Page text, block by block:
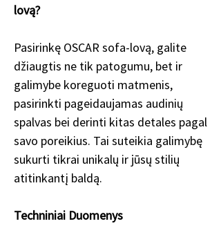
lovą?
Pasirinkę OSCAR sofa-lovą, galite
džiaugtis ne tik patogumu, bet ir
galimybe koreguoti matmenis,
pasirinkti pageidaujamas audinių
spalvas bei derinti kitas detales pagal
savo poreikius. Tai suteikia galimybę
sukurti tikrai unikalų ir jūsų stilių
atitinkantį baldą.
Techniniai Duomenys